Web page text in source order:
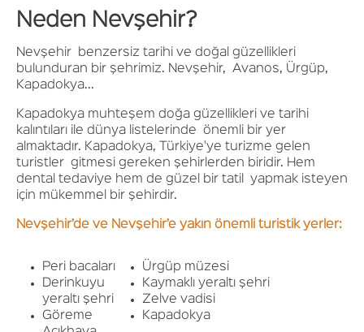
Neden Nevşehir?
Nevşehir benzersiz tarihi ve doğal güzellikleri
bulunduran bir şehrimiz. Nevşehir, Avanos, Ürgüp,
Kapadokya...
Kapadokya muhteşem doğa güzellikleri ve tarihi
kalıntıları ile dünya listelerinde önemli bir yer
almaktadır. Kapadokya, Türkiye'ye turizme gelen
turistler gitmesi gereken şehirlerden biridir. Hem
dental tedaviye hem de güzel bir tatil yapmak isteyen
için mükemmel bir şehirdir.
Nevşehir’de ve Nevşehir’e yakın önemli turistik yerler:
Peri bacaları
Derinkuyu
yeraltı şehri
Göreme
Ürgüp müzesi
Kaymaklı yeraltı şehri
Zelve vadisi
Kapadokya